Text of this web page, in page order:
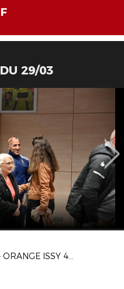
29/03
CA SPORTS – ORANGE ISSY 4 1-4